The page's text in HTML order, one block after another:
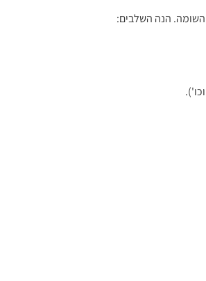
הנה השלבים: